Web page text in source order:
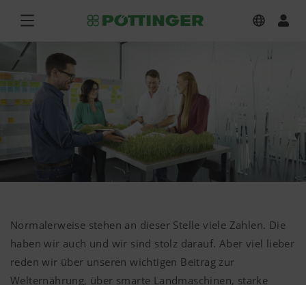
Normalerweise stehen an dieser Stelle viele Zahlen. Die
haben wir auch und wir sind stolz darauf. Aber viel lieber
reden wir über unseren wichtigen Beitrag zur
Welternährung, über smarte Landmaschinen, starke